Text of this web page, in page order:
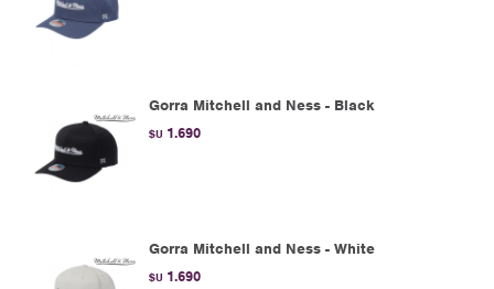
Gorra Mitchell and Ness - Black
$U 1.690
Gorra Mitchell and Ness - White
$U 1.690